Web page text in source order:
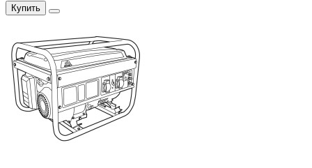
Купить